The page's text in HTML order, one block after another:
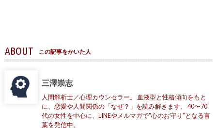
ABOUT この記事をかいた人
三澤崇志
人間解析士／心理カウンセラー。 血液型と性格傾向をもと
に、恋愛や人間関係の「なぜ？」を読み解きます。 40〜70
代の女性を中心に、LINEやメルマガで“心のお守り”となる言
葉を発信中。